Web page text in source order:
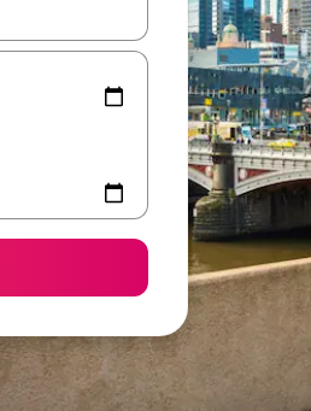
du navigere med piletasterne op og